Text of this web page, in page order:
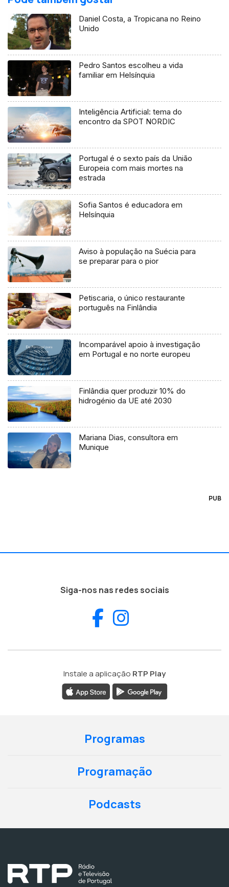
Daniel Costa, a Tropicana no Reino
Unido
Pedro Santos escolheu a vida
familiar em Helsínquia
Inteligência Artificial: tema do
encontro da SPOT NORDIC
Portugal é o sexto país da União
Europeia com mais mortes na
estrada
Sofia Santos é educadora em
Helsínquia
Aviso à população na Suécia para
se preparar para o pior
Petiscaria, o único restaurante
português na Finlândia
Incomparável apoio à investigação
em Portugal e no norte europeu
Finlândia quer produzir 10% do
hidrogénio da UE até 2030
Mariana Dias, consultora em
Munique
PUB
Siga-nos nas redes sociais
Facebook
Instale a aplicação RTP Play
Programas
Programação
Podcasts